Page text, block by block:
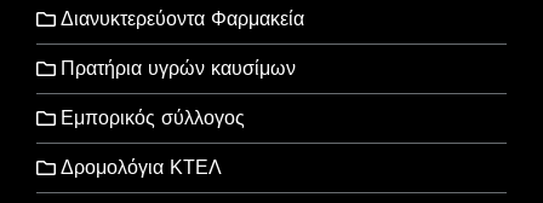
Διανυκτερεύοντα Φαρμακεία
Πρατήρια υγρών καυσίμων
Εμπορικός σύλλογος
Δρομολόγια ΚΤΕΛ